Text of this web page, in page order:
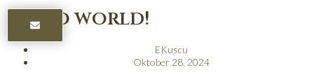
Hello world!
EKuscu
Oktober 28, 2024